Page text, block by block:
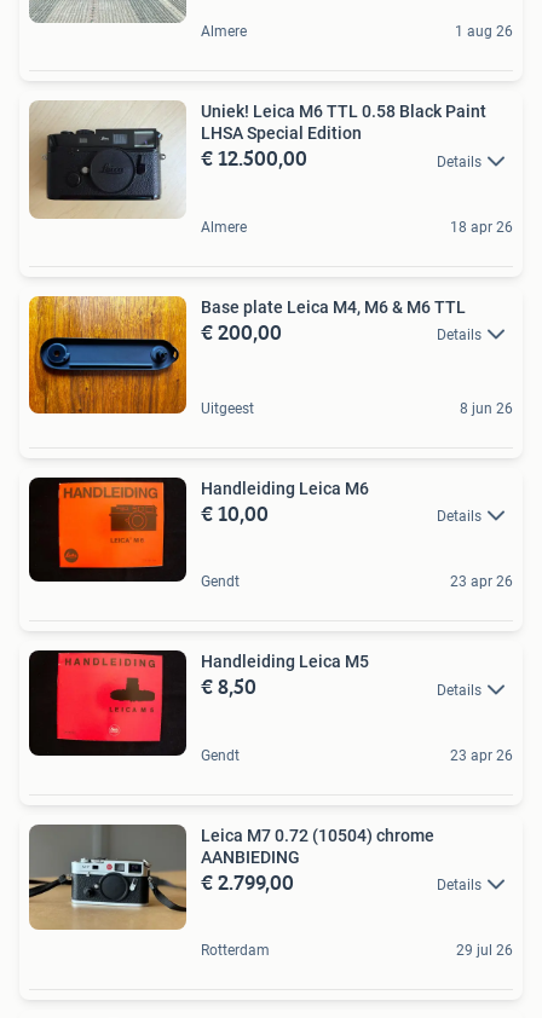
Almere 1 aug 26
Uniek! Leica M6 TTL 0.58 Black Paint
LHSA Special Edition
€ 12.500,00 Details
Almere 18 apr 26
Base plate Leica M4, M6 & M6 TTL
€ 200,00 Details
Uitgeest 8 jun 26
Handleiding Leica M6
€ 10,00 Details
Gendt 23 apr 26
Handleiding Leica M5
€ 8,50 Details
Gendt 23 apr 26
Leica M7 0.72 (10504) chrome
AANBIEDING
€ 2.799,00 Details
Rotterdam 29 jul 26